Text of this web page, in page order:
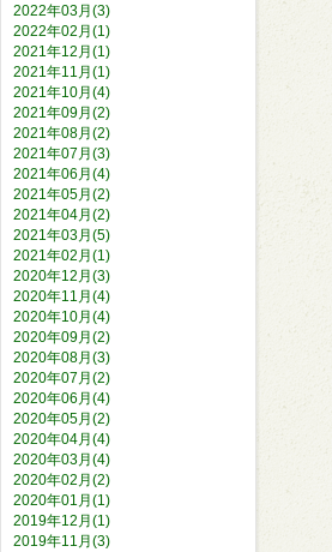
2022年03月(3)
2022年02月(1)
2021年12月(1)
2021年11月(1)
2021年10月(4)
2021年09月(2)
2021年08月(2)
2021年07月(3)
2021年06月(4)
2021年05月(2)
2021年04月(2)
2021年03月(5)
2021年02月(1)
2020年12月(3)
2020年11月(4)
2020年10月(4)
2020年09月(2)
2020年08月(3)
2020年07月(2)
2020年06月(4)
2020年05月(2)
2020年04月(4)
2020年03月(4)
2020年02月(2)
2020年01月(1)
2019年12月(1)
2019年11月(3)